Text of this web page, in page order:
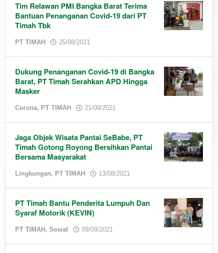
Tim Relawan PMI Bangka Barat Terima
Bantuan Penanganan Covid-19 dari PT
Timah Tbk
PT TIMAH 25/08/2021
Dukung Penanganan Covid-19 di Bangka
Barat, PT Timah Serahkan APD Hingga
Masker
Corona, PT TIMAH 21/08/2021
Jaga Objek Wisata Pantai SeBabe, PT
Timah Gotong Royong Bersihkan Pantai
Bersama Masyarakat
Lingkungan, PT TIMAH 13/08/2021
PT Timah Bantu Penderita Lumpuh Dan
Syaraf Motorik (KEVIN)
PT TIMAH , Sosial 09/08/2021